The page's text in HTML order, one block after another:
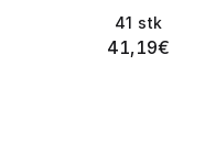
41 stk
41,19€